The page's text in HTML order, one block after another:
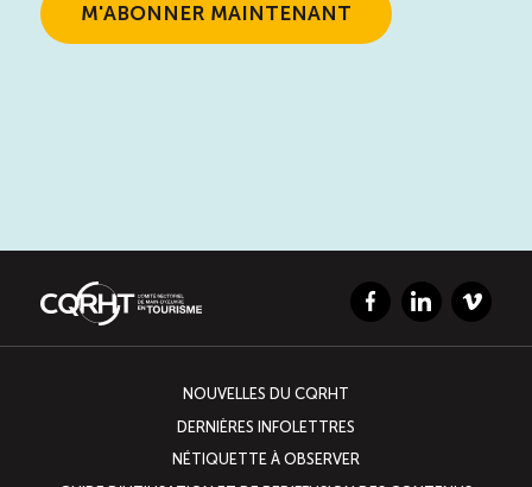
FacebookLinkedInVimeo
NOUVELLES DU CQRHT
DERNIÈRES INFOLETTRES
NÉTIQUETTE À OBSERVER